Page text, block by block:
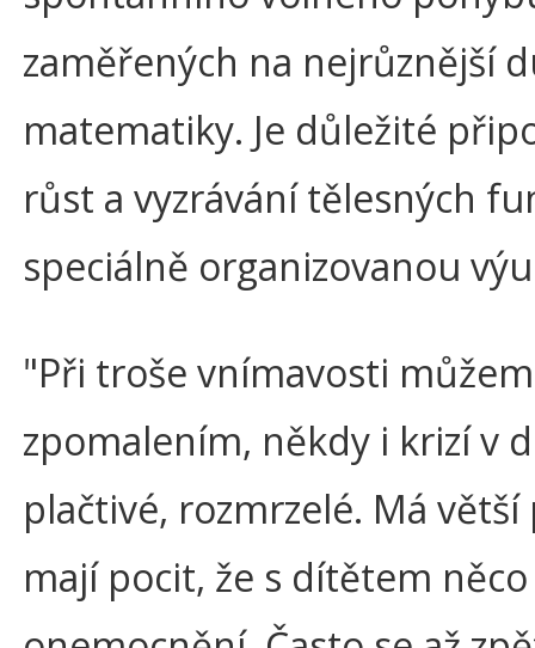
zaměřených na nejrůznější
matematiky. Je důležité
růst a vyzrávání tělesných
speciálně organizovanou
"Při troše vnímavosti
zpomalením, někdy i krizí v
plačtivé, rozmrzelé. Má
mají pocit, že s dítětem